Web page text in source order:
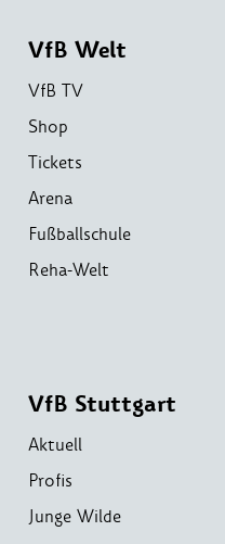
VfB Welt
VfB TV
Shop
Tickets
Arena
Fußballschule
Reha-Welt
VfB Stuttgart
Aktuell
Profis
Junge Wilde